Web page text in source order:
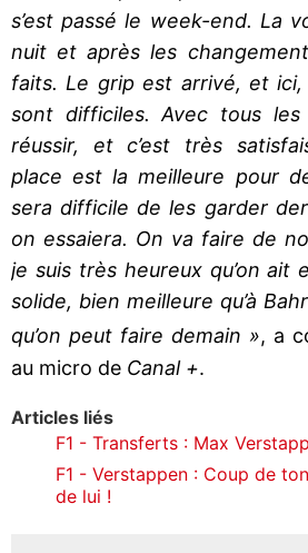
s’est passé le week-end. La
nuit et après les
faits. Le grip est arrivé, et
sont difficiles. Avec tous
réussir, et c’est très
place est la meilleure pour
sera difficile de les garder
on essaiera. On va faire de
je suis très heureux qu’on ait
solide, bien meilleure qu’à
qu’on peut faire demain », a
au micro de Canal +.
Articles liés
F1 - Transferts : Max
F1 - Verstappen : Coup de
de lui !